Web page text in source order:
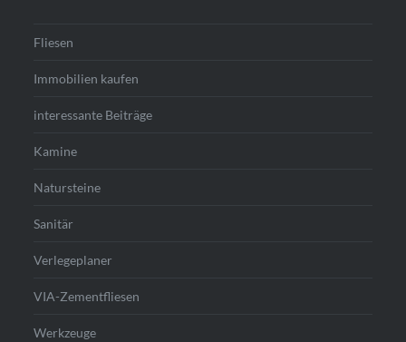
Fliesen
Immobilien kaufen
interessante Beiträge
Kamine
Natursteine
Sanitär
Verlegeplaner
VIA-Zementfliesen
Werkzeuge